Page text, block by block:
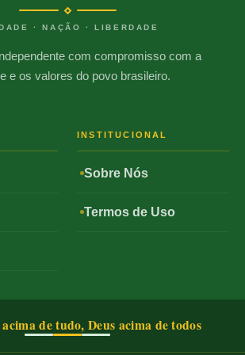
· NAÇÃO · LIBERDADE
com compromisso com a
e os valores do povo brasileiro.
INSTITUCIONAL
Sobre Nós
Termos de Uso
de tudo, Deus acima de todos